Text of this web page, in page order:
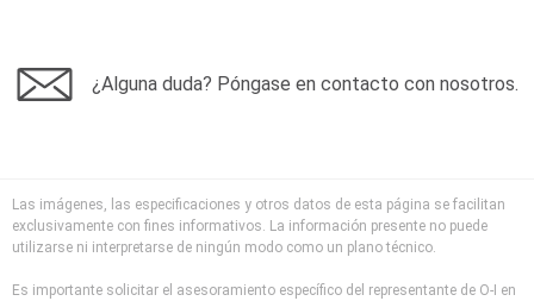
¿Alguna duda? Póngase en contacto con nosotros.
Las imágenes, las especificaciones y otros datos de esta página se facilitan
exclusivamente con fines informativos. La información presente no puede
utilizarse ni interpretarse de ningún modo como un plano técnico.
Es importante solicitar el asesoramiento específico del representante de O-I en